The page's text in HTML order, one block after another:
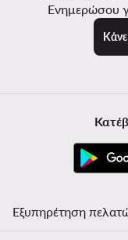
Ενημερώσου
Εξυπηρέτηση